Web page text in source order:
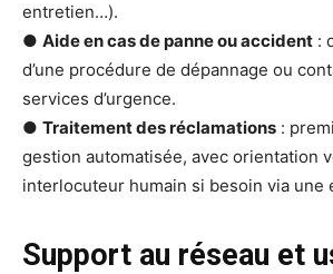
entretien…).
● Aide en cas de panne ou accident :
d’une procédure de dépannage ou
services d’urgence.
● Traitement des réclamations :
gestion automatisée, avec orientation
interlocuteur humain si besoin via une
Support au réseau et